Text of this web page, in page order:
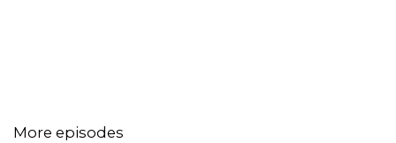
More episodes